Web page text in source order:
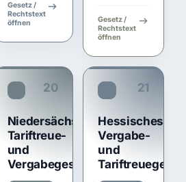
Gesetz /
Rechtstext
öffnen
Gesetz /
Rechtstext
öffnen
20
Niedersächsisches
Tariftreue-
und
Vergabegesetz
21
Hessisches
Vergabe-
und